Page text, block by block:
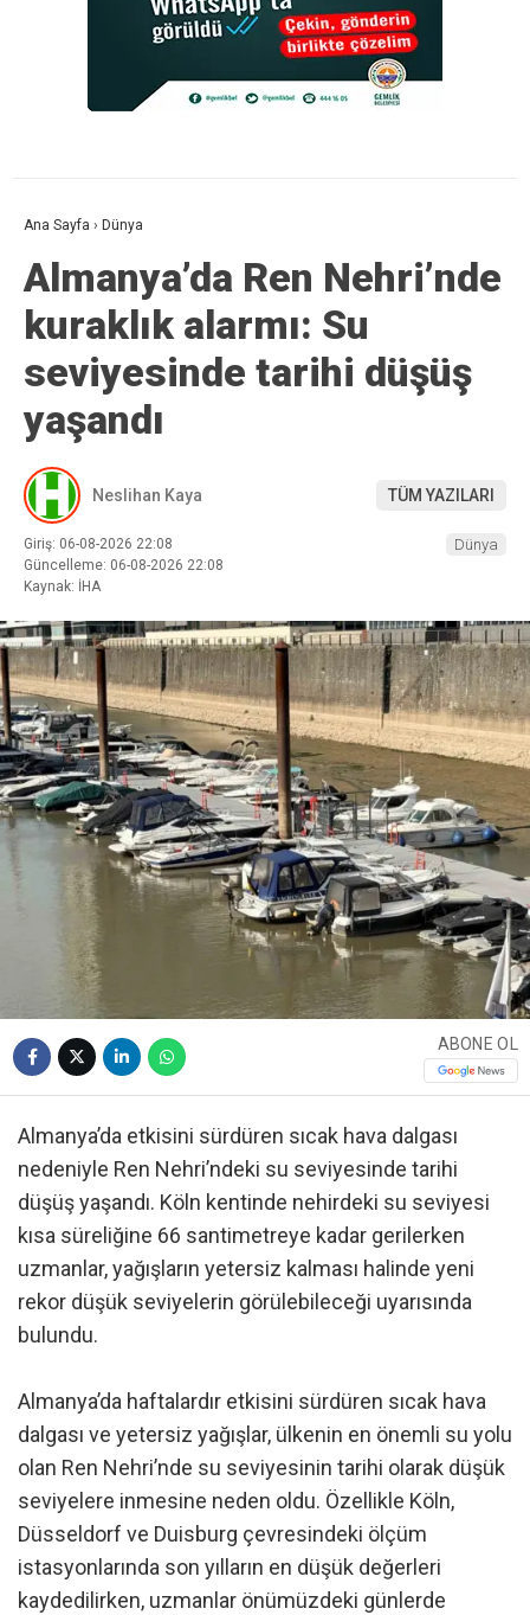
Ana Sayfa › Dünya
Almanya’da Ren Nehri’nde
kuraklık alarmı: Su
seviyesinde tarihi düşüş
yaşandı
Neslihan Kaya TÜM YAZILARI
Giriş: 06-08-2026 22:08
Güncelleme: 06-08-2026 22:08
Kaynak: İHA
Dünya
ABONE OL
Almanya’da etkisini sürdüren sıcak hava dalgası
nedeniyle Ren Nehri’ndeki su seviyesinde tarihi
düşüş yaşandı. Köln kentinde nehirdeki su seviyesi
kısa süreliğine 66 santimetreye kadar gerilerken
uzmanlar, yağışların yetersiz kalması halinde yeni
rekor düşük seviyelerin görülebileceği uyarısında
bulundu.
Almanya’da haftalardır etkisini sürdüren sıcak hava
dalgası ve yetersiz yağışlar, ülkenin en önemli su yolu
olan Ren Nehri’nde su seviyesinin tarihi olarak düşük
seviyelere inmesine neden oldu. Özellikle Köln,
Düsseldorf ve Duisburg çevresindeki ölçüm
istasyonlarında son yılların en düşük değerleri
kaydedilirken, uzmanlar önümüzdeki günlerde